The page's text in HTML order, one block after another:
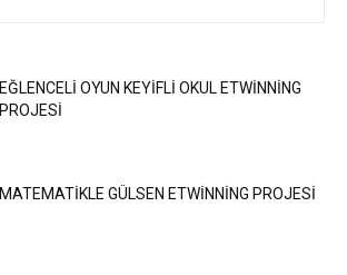
EĞLENCELİ OYUN KEYİFLİ OKUL ETWİNNİNG
PROJESİ
MATEMATİKLE GÜLSEN ETWİNNİNG PROJESİ